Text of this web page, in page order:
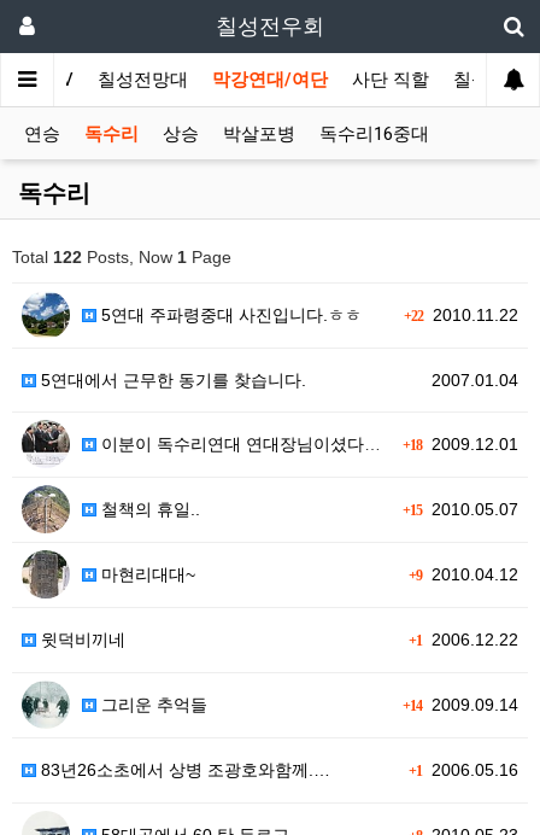
칠성전우회
칠성TV 칠성전망대 막강연대/여단 사단 직할 칠성회관
연승 독수리 상승 박살포병 독수리16중대
독수리
Total 122 Posts, Now 1 Page
+222010.11.22
5연대 주파령중대 사진입니다.ㅎㅎ
2007.01.04
5연대에서 근무한 동기를 찾습니다.
+182009.12.01
이분이 독수리연대 연대장님이셨다는건.…
+152010.05.07
철책의 휴일..
+92010.04.12
마현리대대~
+1 2006.12.22
윗덕비끼네
+142009.09.14
그리운 추억들
+1 2006.05.16
83년26소초에서 상병 조광호와함께.…